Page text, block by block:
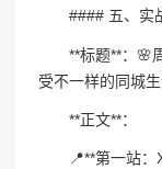
#### 五、实
**标题**：🌸
受不一样的同城生
**正文**：
📍**第一站